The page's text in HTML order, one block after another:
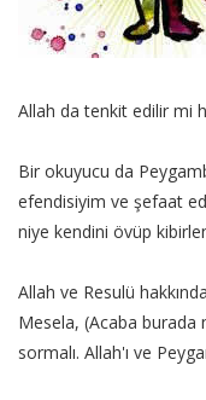
Allah da tenkit edilir mi
Bir okuyucu da
efendisiyim ve şefaat
niye kendini övüp
Allah ve Resulü
Mesela, (Acaba burada
sormalı. Allah'ı ve